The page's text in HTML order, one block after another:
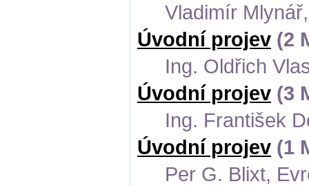
Vladimír
Úvodní projev (2
Ing. Oldřich
Úvodní projev (3
Ing. František
Úvodní projev (1
Per G. Blixt,